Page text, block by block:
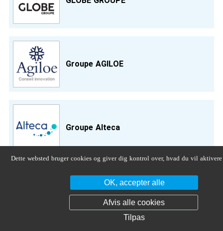
Groupe AGILOE
Groupe Alteca
Groupe Altersis
Dette websted bruger cookies og giver dig kontrol over, hvad du vil aktivere
OK, accepter alle
Afvis alle cookies
Tilpas